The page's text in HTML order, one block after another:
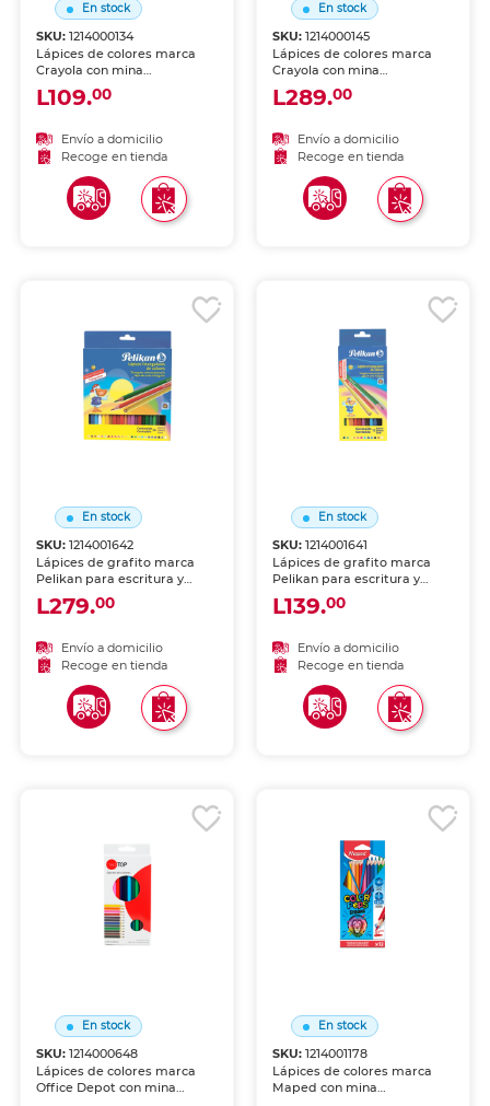
En stock
SKU:1214000134
Lápices de colores marca
Crayola con mina
pigmentada y resistente.
Trazos suaves, intensos y
coloreado y proyectos
escolares.
L109.00
Envío a domicilio
Recoge en tienda
En stock
SKU: 1214000145
Lápices de colores marca
Crayola con mina
pigmentada y resistente.
Trazos suaves, intensos y
coloreado y proyectos
escolares.
L289.00
Envío a domicilio
Recoge en tienda
En stock
SKU:1214001642
Lápices de grafito marca
Pelikan para escritura y
dibujo. Mina resistente con
trazo uniforme y oscuro, fácil
para uso escolar y de oficina.
L279.00
Envío a domicilio
Recoge en tienda
En stock
SKU: 1214001641
Lápices de grafito marca
Pelikan para escritura y
dibujo. Mina resistente con
trazo uniforme y oscuro, fácil
para uso escolar y de oficina.
L139.00
Envío a domicilio
Recoge en tienda
En stock
SKU:1214000648
Lápices de colores marca
Office Depot con mina
En stock
SKU: 1214001178
Lápices de colores marca
Maped con mina